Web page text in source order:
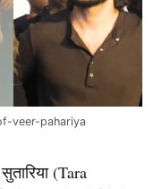
veer-pahariya
(Tara